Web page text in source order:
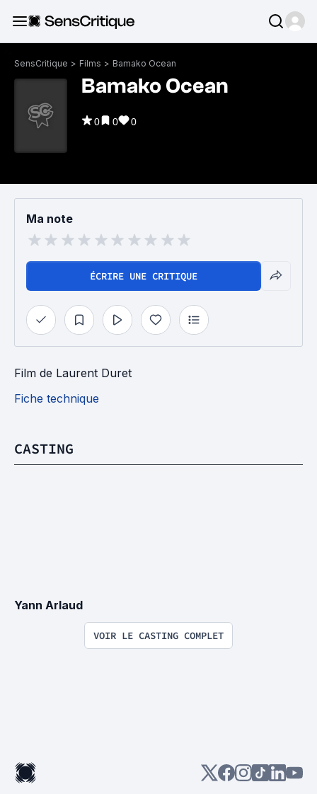
SensCritique > Films > Bamako Ocean
Bamako Ocean
0 0 0
Ma note
ÉCRIRE UNE CRITIQUE
Film de Laurent Duret
Fiche technique
CASTING
Yann Arlaud
VOIR LE CASTING COMPLET